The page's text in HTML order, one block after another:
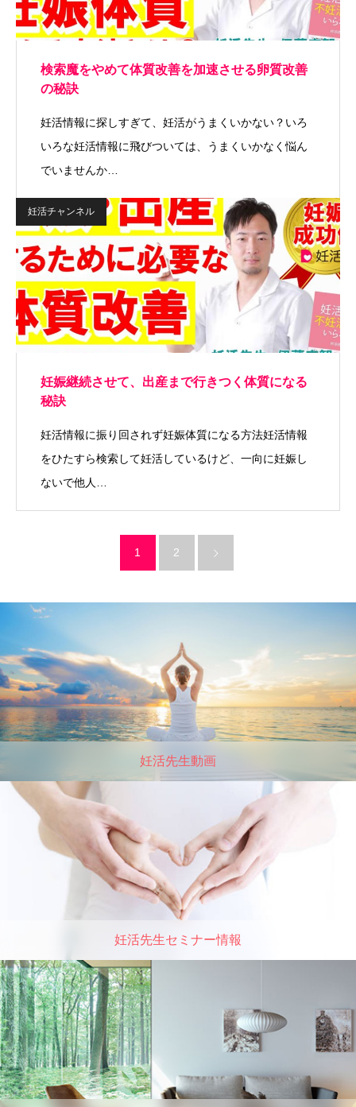
検索魔をやめて体質改善を加速させる卵質改善
の秘訣
妊活情報に探しすぎて、妊活がうまくいかない？いろ
いろな妊活情報に飛びついては、うまくいかなく悩ん
でいませんか…
妊活チャンネル
妊娠継続させて、出産まで行きつく体質になる
秘訣
妊活情報に振り回されず妊娠体質になる方法妊活情報
をひたすら検索して妊活しているけど、一向に妊娠し
ないで他人…
1 2
妊活先生動画
妊活先生セミナー情報